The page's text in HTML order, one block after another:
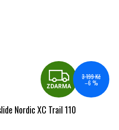
ZDARMA
3 199 Kč
–6 %
Nordic XC Trail 110